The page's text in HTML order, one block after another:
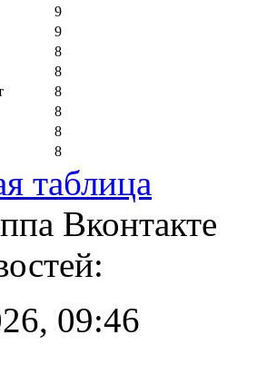
9
9
8
8
8
8
8
8
таблица
Вконтакте
09:46